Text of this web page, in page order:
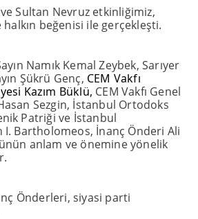
Sultan Nevruz etkinliğimiz,
halkın beğenisi ile gerçekleşti.
Namık Kemal Zeybek, Sarıyer
Şükrü Genç, CEM Vakfı
Kazım Büklü, CEM Vakfı Genel
Sezgin, İstanbul Ortodoks
Patriği ve İstanbul
I. Bartholomeos, İnanç Önderi Ali
anlam ve önemine yönelik
Önderleri, siyasi parti